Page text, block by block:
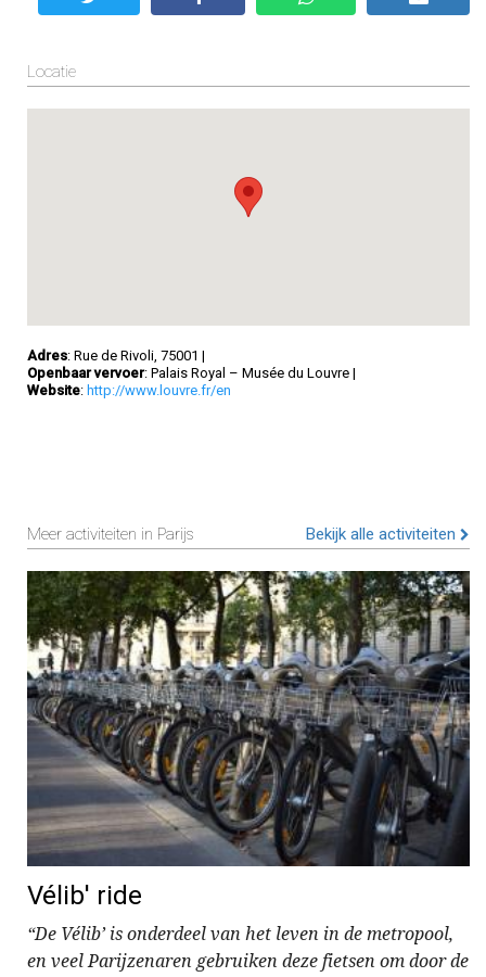
Locatie
Adres: Rue de Rivoli, 75001 |
Openbaar vervoer: Palais Royal – Musée du Louvre |
Website: http://www.louvre.fr/en
Meer activiteiten in Parijs Bekijk alle activiteiten
Vélib' ride
“De Vélib’ is onderdeel van het leven in de metropool,
en veel Parijzenaren gebruiken deze fietsen om door de